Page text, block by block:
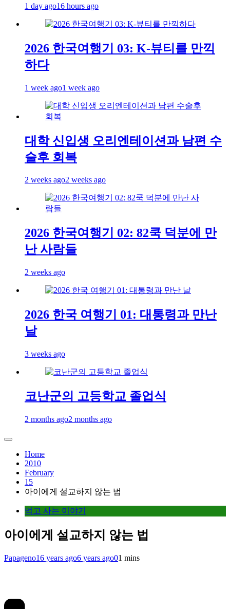
1 day ago16 hours ago
2026 한국여행기 03: K-뷰티를 만끽
하다
1 week ago1 week ago
대학 신입생 오리엔테이션과 남편 수
술후 회복
2 weeks ago2 weeks ago
2026 한국여행기 02: 82쿡 덕분에 만
난 사람들
2 weeks ago
2026 한국 여행기 01: 대통령과 만난
날
3 weeks ago
코난군의 고등학교 졸업식
2 months ago2 months ago
Home
2010
February
15
아이에게 설교하지 않는 법
먹고 사는 이야기
아이에게 설교하지 않는 법
Papageno16 years ago6 years ago01 mins